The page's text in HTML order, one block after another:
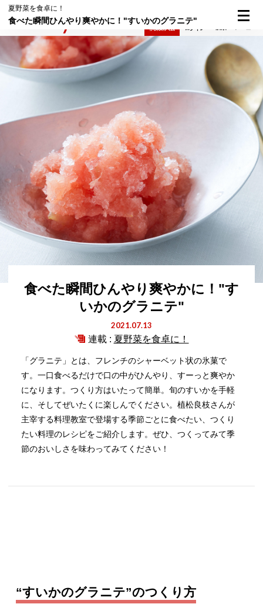
夏野菜を食卓に！
食べた瞬間ひんやり爽やかに！"すいかのグラニテ"
食べた瞬間ひんやり爽やかに！"す
いかのグラニテ"
2021.07.13
連載 : 夏野菜を食卓に！
「グラニテ」とは、フレンチのシャーベット状の氷菓で
す。一口食べるだけで口の中がひんやり、すーっと爽やか
になります。つくり方はいたって簡単。旬のすいかを手軽
に、そしてぜいたくに楽しんでください。植松良枝さんが
主宰する料理教室で登場する季節ごとに食べたい、つくり
たい料理のレシピをご紹介します。ぜひ、つくってみて季
節のおいしさを味わってみてください！
“すいかのグラニテ”のつくり方